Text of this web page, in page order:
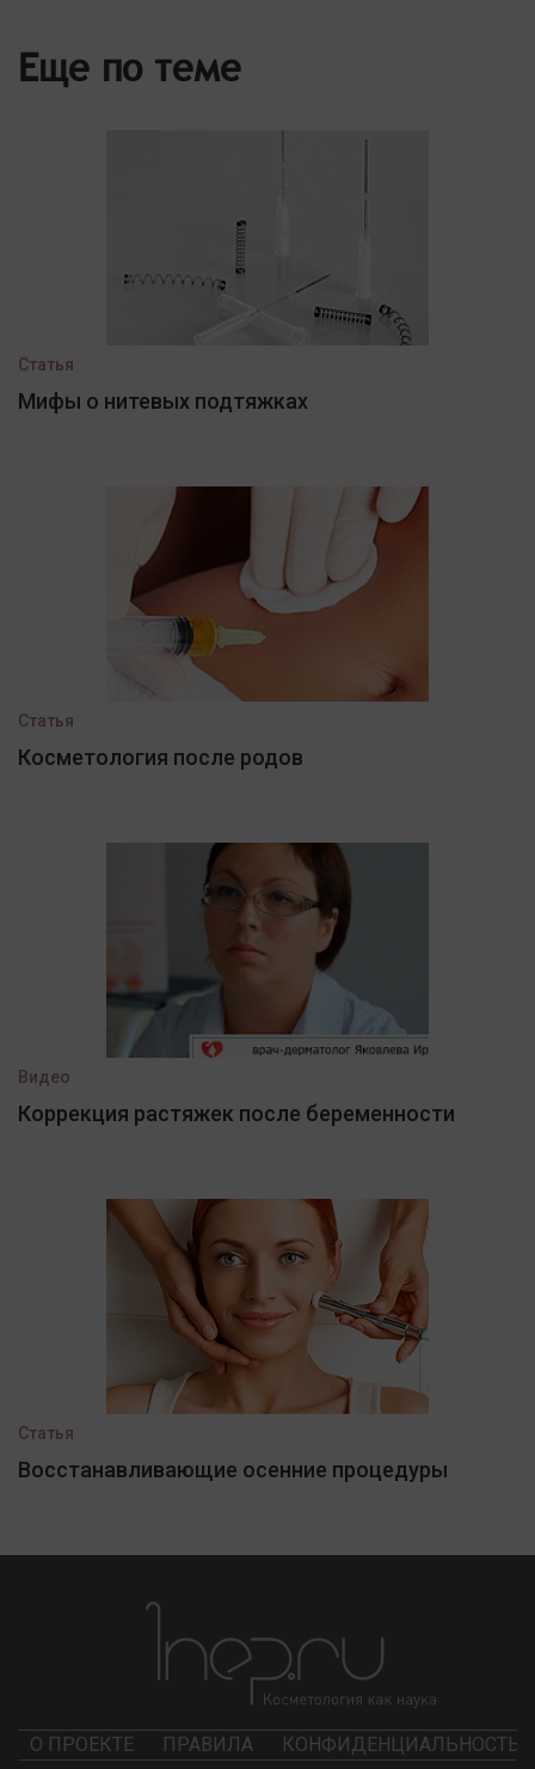
Еще по теме
Статья
Мифы о нитевых подтяжках
Статья
Косметология после родов
Видео
Коррекция растяжек после беременности
Статья
Восстанавливающие осенние процедуры
О ПРОЕКТЕ ПРАВИЛА КОНФИДЕНЦИАЛЬНОСТЬ